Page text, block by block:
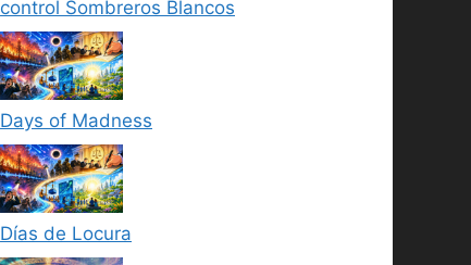
control Sombreros Blancos
Days of Madness
Días de Locura